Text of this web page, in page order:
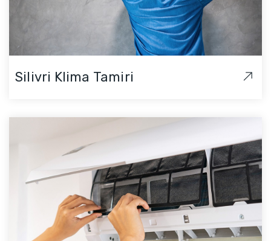
Silivri Klima Tamiri